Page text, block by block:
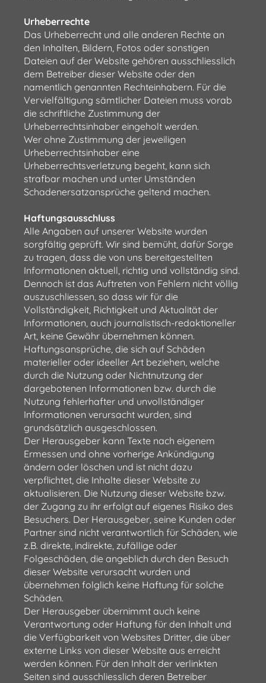
Urheberrechte
Das Urheberrecht und alle anderen Rechte an
den Inhalten, Bildern, Fotos oder sonstigen
Dateien auf der Website gehören ausschliesslich
dem Betreiber dieser Website oder den
namentlich genannten Rechteinhabern. Für die
Vervielfältigung sämtlicher Dateien muss vorab
die schriftliche Zustimmung der
Urheberrechtsinhaber eingeholt werden.
Wer ohne Zustimmung der jeweiligen
Urheberrechtsinhaber eine
Urheberrechtsverletzung begeht, kann sich
strafbar machen und unter Umständen
Schadenersatzansprüche geltend machen.
Haftungsausschluss
Alle Angaben auf unserer Website wurden
sorgfältig geprüft. Wir sind bemüht, dafür Sorge
zu tragen, dass die von uns bereitgestellten
Informationen aktuell, richtig und vollständig sind.
Dennoch ist das Auftreten von Fehlern nicht völlig
auszuschliessen, so dass wir für die
Vollständigkeit, Richtigkeit und Aktualität der
Informationen, auch journalistisch-redaktioneller
Art, keine Gewähr übernehmen können.
Haftungsansprüche, die sich auf Schäden
materieller oder ideeller Art beziehen, welche
durch die Nutzung oder Nichtnutzung der
dargebotenen Informationen bzw. durch die
Nutzung fehlerhafter und unvollständiger
Informationen verursacht wurden, sind
grundsätzlich ausgeschlossen.
Der Herausgeber kann Texte nach eigenem
Ermessen und ohne vorherige Ankündigung
ändern oder löschen und ist nicht dazu
verpflichtet, die Inhalte dieser Website zu
aktualisieren. Die Nutzung dieser Website bzw.
der Zugang zu ihr erfolgt auf eigenes Risiko des
Besuchers. Der Herausgeber, seine Kunden oder
Partner sind nicht verantwortlich für Schäden, wie
z.B. direkte, indirekte, zufällige oder
Folgeschäden, die angeblich durch den Besuch
dieser Website verursacht wurden und
übernehmen folglich keine Haftung für solche
Schäden.
Der Herausgeber übernimmt auch keine
Verantwortung oder Haftung für den Inhalt und
die Verfügbarkeit von Websites Dritter, die über
externe Links von dieser Website aus erreicht
werden können. Für den Inhalt der verlinkten
Seiten sind ausschliesslich deren Betreiber